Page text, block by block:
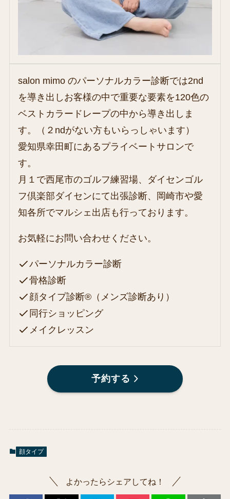
salon mimo のパーソナルカラー診断では2nd
を導き出しお客様の中で重要な要素を120色の
ベストカラードレープの中から導き出しま
す。（２ndがない方もいらっしゃいます）
愛知県幸田町にあるプライベートサロンで
す。
月１で西尾市のゴルフ練習場、ダイセンゴル
フ倶楽部ダイセンにて出張診断、岡崎市や愛
知各所でマルシェ出店も行っております。
お気軽にお問い合わせください。
パーソナルカラー診断
骨格診断
顔タイプ診断®（メンズ診断あり）
同行ショッピング
メイクレッスン
予約する
顔タイプ
よかったらシェアしてね！